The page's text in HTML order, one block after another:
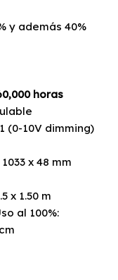
y además 40%
horas
(0-10V dimming)
x 48 mm
x 1.50 m
al 100%: